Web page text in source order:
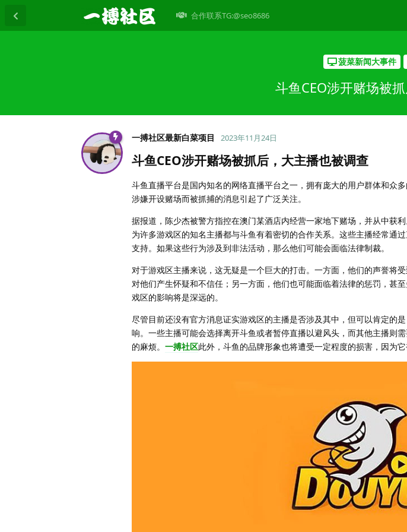
合作联系TG:@seo8686
菠菜新闻大事件
斗鱼CEO涉开赌场被
一搏社区最新白菜项目 2023年11月24日
斗鱼CEO涉开赌场被抓后，大主播也被调查
斗鱼直播平台是国内知名的网络直播平台之一，拥有庞大的用户群体和众
涉嫌开设赌场而被抓捕的消息引起了广泛关注。
据报道，陈少杰被警方指控在澳门某酒店内经营一家地下赌场，并从中获
为许多游戏区的知名主播都与斗鱼有着密切的合作关系。这些主播经常通
支持。如果这些行为涉及到非法活动，那么他们可能会面临法律制裁。
对于游戏区主播来说，这无疑是一个巨大的打击。一方面，他们的声誉将
对他们产生怀疑和不信任；另一方面，他们也可能面临着法律的惩罚，甚
戏区的影响将是深远的。
尽管目前还没有官方消息证实游戏区的主播是否涉及其中，但可以肯定的
响。一些主播可能会选择离开斗鱼或者暂停直播以避风头，而其他主播则
的麻烦。 一搏社区此外，斗鱼的品牌形象也将遭受一定程度的损害，因为